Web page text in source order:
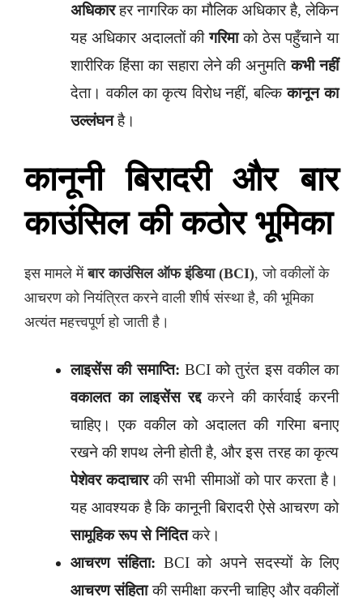
अधिकारहर नागरिक का मौलिक अधिकार है, लेकिन
यह अधिकार अदालतों कीगरिमाको ठेस पहुँचाने या
शारीरिक हिंसा का सहारा लेने की अनुमतिकभी नहीं
देता। वकील का कृत्य विरोध नहीं, बल्किकानून का
उल्लंघनहै।
कानूनी बिरादरी और बार
काउंसिल की कठोर भूमिका
इस मामले मेंबार काउंसिल ऑफ इंडिया (BCI), जो वकीलों के
आचरण को नियंत्रित करने वाली शीर्ष संस्था है, की भूमिका
अत्यंत महत्त्वपूर्ण हो जाती है।
लाइसेंस की समाप्ति: BCI को तुरंत इस वकील का
वकालत का लाइसेंस रद्दकरने की कार्रवाई करनी
चाहिए। एक वकील को अदालत की गरिमा बनाए
रखने की शपथ लेनी होती है, और इस तरह का कृत्य
पेशेवर कदाचारकी सभी सीमाओं को पार करता है।
यह आवश्यक है कि कानूनी बिरादरी ऐसे आचरण को
सामूहिक रूप से निंदितकरे।
आचरण संहिता: BCI को अपने सदस्यों के लिए
आचरण संहिताकी समीक्षा करनी चाहिए और वकीलों